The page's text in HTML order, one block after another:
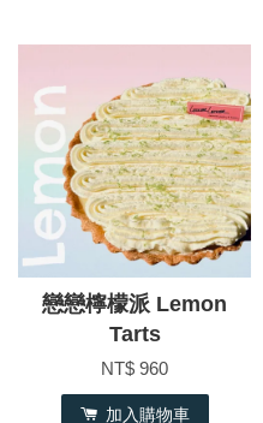
戀戀檸檬派 Lemon
Tarts
NT$ 960
加入購物車